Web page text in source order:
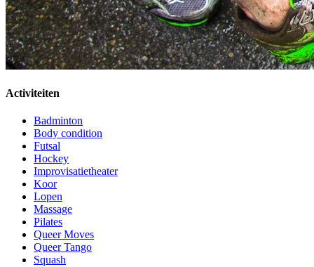
Activiteiten
Badminton
Body condition
Futsal
Hockey
Improvisatietheater
Koor
Lopen
Massage
Pilates
Queer Moves
Queer Tango
Squash